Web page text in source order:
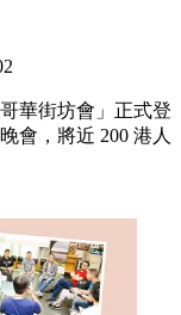
華街坊會」正式登
會，將近 200 港人